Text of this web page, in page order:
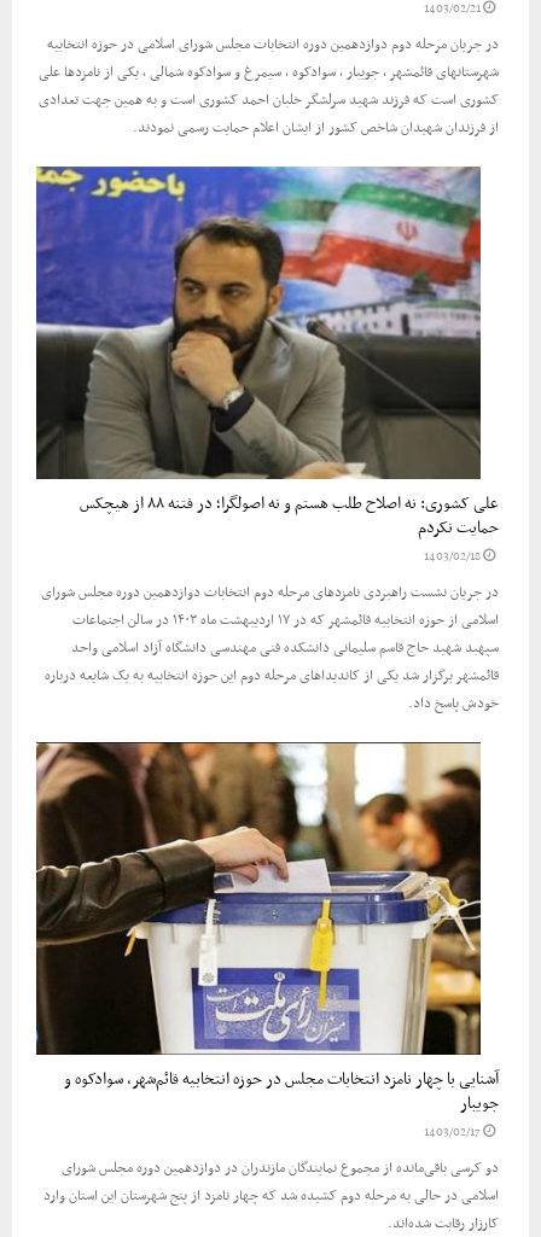
1403/02/21
در جریان مرحله دوم دوازدهمین دوره انتخابات مجلس شورای اسلامی در حوزه انتخابیه
شهرستانهای قائمشهر ، جویبار ، سوادکوه ، سیمرغ و سوادکوه شمالی ، یکی از نامزدها علی
کشوری است که فرزند شهید سرلشگر خلبان احمد کشوری است و به همین جهت تعدادی
از فرزندان شهیدان شاخص کشور از ایشان اعلام حمایت رسمی نمودند.
علی کشوری: نه اصلاح طلب هستم و نه اصولگرا؛ در فتنه ۸۸ از هیچکس
حمایت نکردم
1403/02/18
در جریان نشست راهبردی نامزدهای مرحله دوم انتخابات دوازدهمین دوره مجلس شورای
اسلامی از حوزه انتخابیه قائمشهر که در ۱۷ اردیبهشت ماه ۱۴۰۳ در سالن اجتماعات
سپهبد شهید حاج قاسم سلیمانی دانشکده فنی مهندسی دانشگاه آزاد اسلامی واحد
قائمشهر برگزار شد یکی از کاندیداهای مرحله دوم این حوزه انتخابیه به یک شایعه درباره
خودش پاسخ داد.
آشنایی با چهار نامزد انتخابات مجلس در حوزه انتخابیه قائم‌شهر، سوادکوه و
جویبار
1403/02/17
دو کرسی باقی‌مانده از مجموع نمایندگان مازندران در دوازدهمین دوره مجلس شورای
اسلامی در حالی به مرحله دوم کشیده شد که چهار نامزد از پنج شهرستان این استان وارد
کارزار رقابت شده‌اند.